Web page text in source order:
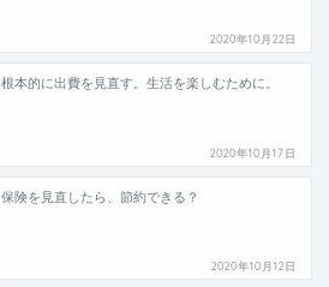
2020年10月22日
根本的に出費を見直す。生活を楽しむために。
2020年10月17日
保険を見直したら、節約できる？
2020年10月12日